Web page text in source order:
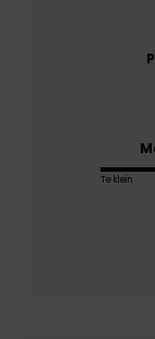
Te klein